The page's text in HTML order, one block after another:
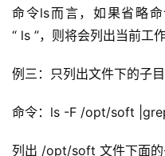
命令ls而言，如果省略
“ ls ”，则将会列出当前工
例三： 只列出文件下的子
命令： ls -F /opt/soft
列出 /opt/soft 文件下面的